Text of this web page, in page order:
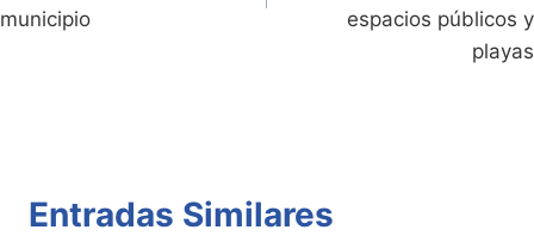
municipio
espacios públicos y
playas
Entradas Similares